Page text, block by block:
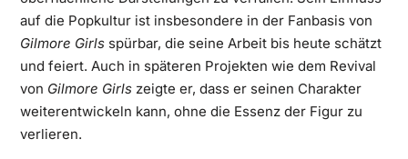
auf die Popkultur ist insbesondere in der Fanbasis von
Gilmore Girlsspürbar, die seine Arbeit bis heute schätzt
und feiert. Auch in späteren Projekten wie dem Revival
von Gilmore Girlszeigte er, dass er seinen Charakter
weiterentwickeln kann, ohne die Essenz der Figur zu
verlieren.